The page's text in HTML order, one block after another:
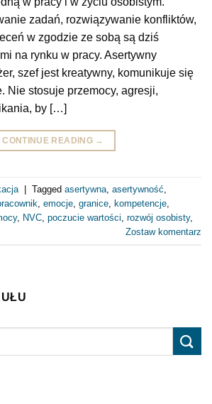
zadań, rozwiązywanie konfliktów,
w zgodzie ze sobą są dziś
na rynku w pracy. Asertywny
szef jest kreatywny, komunikuje się
Nie stosuje przemocy, agresji,
by […]
CONTINUE READING →
| Tagged asertywna asertywność
emocje granice kompetencje
, NVC poczucie wartości rozwój osobisty,
Zostaw komentarz